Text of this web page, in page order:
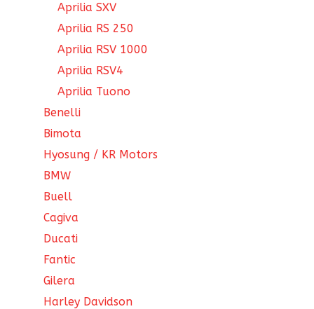
Aprilia SXV
Aprilia RS 250
Aprilia RSV 1000
Aprilia RSV4
Aprilia Tuono
Benelli
Bimota
Hyosung / KR Motors
BMW
Buell
Cagiva
Ducati
Fantic
Gilera
Harley Davidson